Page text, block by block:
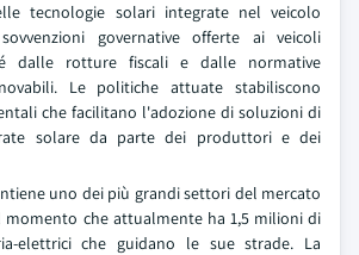
tecnologie solari integrate nel veicolo
governative offerte ai veicoli
dalle rotture fiscali e dalle normative
Le politiche attuate stabiliscono
che facilitano l'adozione di soluzioni di
solare da parte dei produttori e dei
uno dei più grandi settori del mercato
momento che attualmente ha 1,5 milioni di
elettrici che guidano le sue strade. La